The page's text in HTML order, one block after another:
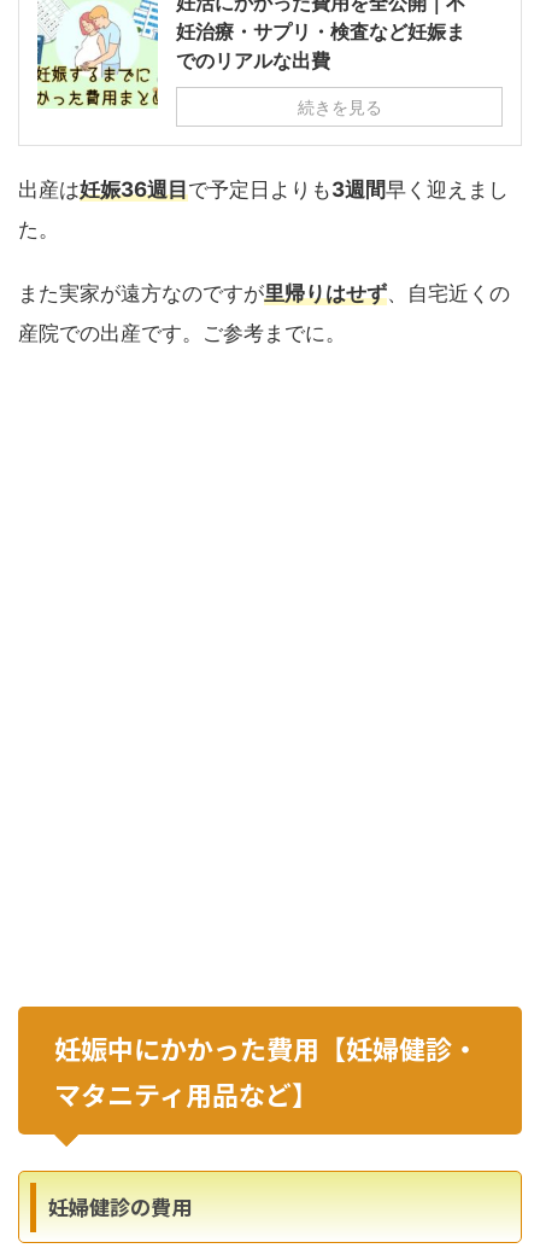
妊治療・サプリ・検査など妊娠ま
でのリアルな出費
続きを見る
出産は妊娠36週目で予定日よりも3週間早く迎えまし
た。
また実家が遠方なのですが里帰りはせず、自宅近くの
産院での出産です。ご参考までに。
妊娠中にかかった費用【妊婦健診・
マタニティ用品など】
妊婦健診の費用